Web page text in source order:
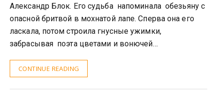
Александр Блок. Его судьба напоминала обезьяну с
опасной бритвой в мохнатой лапе. Сперва она его
ласкала, потом строила гнусные ужимки,
забрасывая поэта цветами и вонючей…
CONTINUE READING